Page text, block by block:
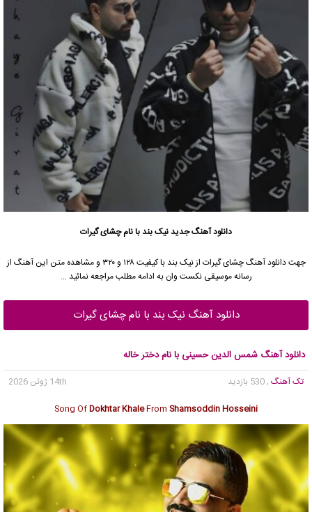
دانلود آهنگ جدیدنیک بند با نام چشای گیرات
جهت دانلود آهنگ چشای گیرات از نیک بند با کیفیت ۱۲۸ و ۳۲۰ و مشاهده متن این آهنگ از
رسانه موسیقی نکست وان به ادامه مطلب مراجعه نمائید …
دانلود آهنگ نیک بند با نام چشای گیرات
دانلود آهنگ شمس الدین حسینی با نام دختر خاله
تک آهنگ , 530 بازدید
14th ژوئن 2026
Song OfDokhtar KhaleFrom Shamsoddin Hosseini